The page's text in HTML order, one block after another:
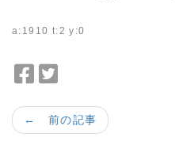
a:1910 t:2 y:0
c
e
i
t
← 前の記事